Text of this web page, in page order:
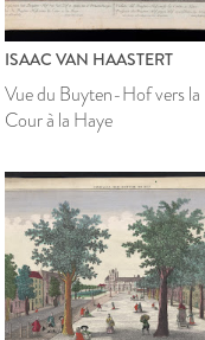
ISAAC VAN HAASTERT
Vue du Buyten-Hof vers la
Cour à la Haye